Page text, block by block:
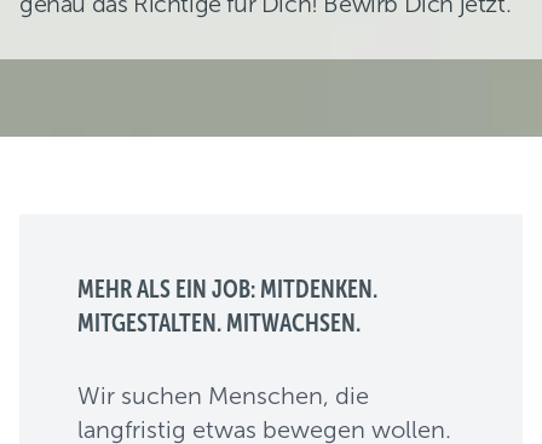
MEHR ALS EIN JOB: MITDENKEN.
MITGESTALTEN. MITWACHSEN.
Wir suchen Menschen, die
langfristig etwas bewegen wollen.